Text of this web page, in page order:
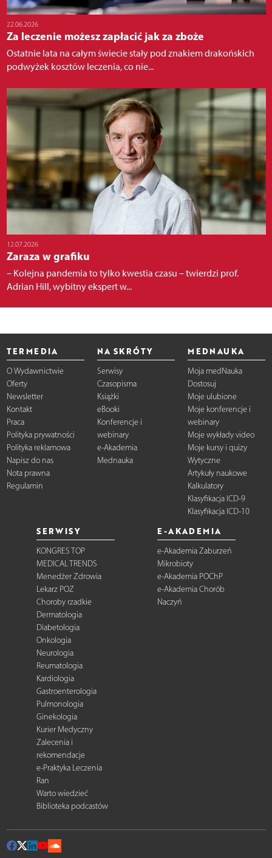
22.06.2026
Za leczenie możesz zapłacić jak za zboże
Ostatnie lata na całym świecie stały pod znakiem drakońskich
podwyżek kosztów leczenia, co nie...
12.07.2026
Zaraza w grafiku
– Kolejna pandemia to tylko kwestia czasu – twierdzi prof.
Adrian Hill, wybitny ekspert w...
TERMEDIA
O Wydawnictwie
Oferty
Newsletter
Kontakt
Praca
Polityka prywatności
Polityka reklamowa
Napisz do nas
Nota prawna
Regulamin
NA SKRÓTY
Serwisy
Czasopisma
Książki
eBooki
Konferencje i
webinary
e-Akademia
Mednauka
MEDNAUKA
Moja medNauka
Dostosuj
Moje ulubione
Moje konferencje i
webinary
Moje wykłady video
Moje kursy i quizy
Wytyczne
Artykuły naukowe
Kalkulatory
Klasyfikacja ICD-9
Klasyfikacja ICD-10
SERWISY
KONGRES TOP
MEDICAL TRENDS
Menedżer Zdrowia
Lekarz POZ
Choroby rzadkie
Dermatologia
Diabetologia
Onkologia
Neurologia
Reumatologia
Kardiologia
Gastroenterologia
Pulmonologia
Ginekologia
Kurier Medyczny
Zalecenia i
rekomendacje
e-Praktyka Leczenia
Ran
Warto wiedzieć
Biblioteka podcastów
E-AKADEMIA
e-Akademia Zaburzeń
Mikrobioty
e-Akademia POChP
e-Akademia Chorób
Naczyń